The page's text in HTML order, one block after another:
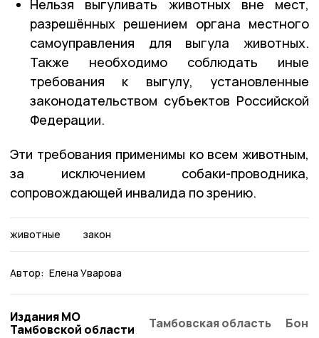
Нельзя выгуливать животных вне мест,
разрешённых решением органа местного
самоуправления для выгула животных.
Также необходимо соблюдать иные
требования к выгулу, установленные
законодательством субъектов Российской
Федерации.
Эти требования применимы ко всем животным,
за исключением собаки-проводника,
сопровождающей инвалида по зрению.
животные закон
Автор: Елена Уварова
Издания МО
Тамбовской области
Тамбовская область